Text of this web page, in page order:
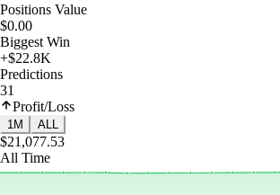
Positions Value
$0.00
Biggest Win
+$22.8K
Predictions
31
Profit/Loss
1M ALL
$21,077.53
All Time